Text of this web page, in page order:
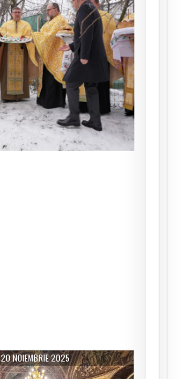
20 NOIEMBRIE 2025